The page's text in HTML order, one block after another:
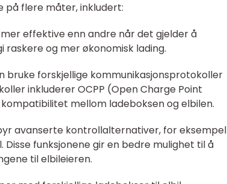
på flere måter, inkludert:
effektive enn andre når det gjelder å
og mer økonomisk lading.
bruke forskjellige kommunikasjonsprotokoller
inkluderer OCPP (Open Charge Point
kompatibilitet mellom ladeboksen og elbilen.
avanserte kontrollalternativer, for eksempel
funksjonene gir en bedre mulighet til å
til elbileieren.